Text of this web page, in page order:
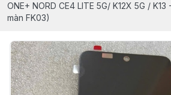
ONE+ NORD CE4 LITE 5G/ K12X 5G /
màn FK03)